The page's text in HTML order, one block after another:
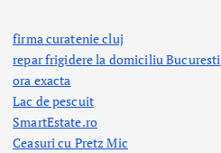
firma curatenie cluj
repar frigidere la domiciliu Bucuresti
ora exacta
Lac de pescuit
SmartEstate.ro
Ceasuri cu Pretz Mic